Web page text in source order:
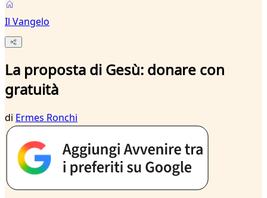
Il Vangelo
La proposta di Gesù: donare con
gratuità
di Ermes Ronchi